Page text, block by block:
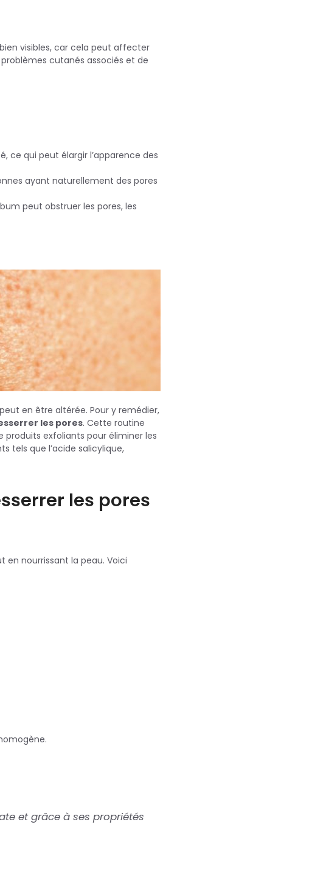
visibles, car cela peut affecter
cutanés associés et de
ce qui peut élargir l’apparence des
ayant naturellement des pores
peut obstruer les pores, les
en être altérée. Pour y remédier,
les pores. Cette routine
exfoliants pour éliminer les
tels que l’acide salicylique,
les pores
en nourrissant la peau. Voici
et grâce à ses propriétés